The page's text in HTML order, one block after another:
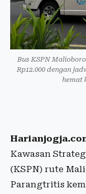
Bus KSPN
Rp12.000 dengan
hemat
Kawasan
(KSPN) rute
Parangtritis